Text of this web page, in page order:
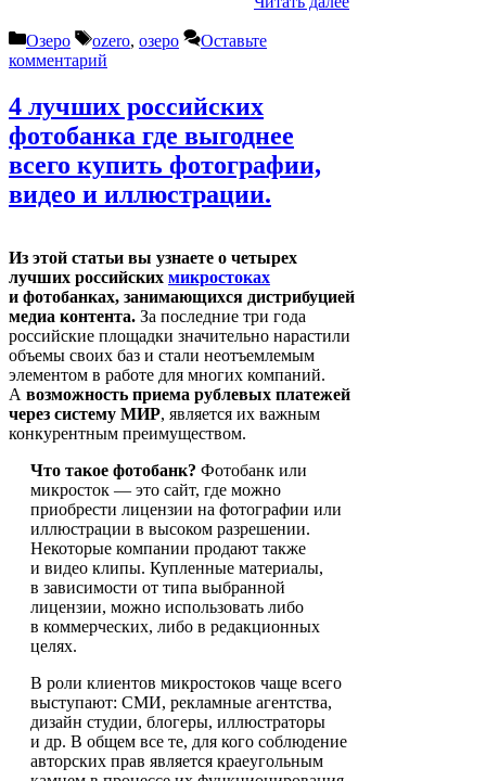
Рубрики
Озеро Метки
ozero, озеро
Оставьте
комментарий
4 лучших российских
фотобанка где выгоднее
всего купить фотографии,
видео и иллюстрации.
Из этой статьи вы узнаете о четырех
лучших российских микростоках
и фотобанках, занимающихся дистрибуцией
медиа контента. За последние три года
российские площадки значительно нарастили
объемы своих баз и стали неотъемлемым
элементом в работе для многих компаний.
А возможность приема рублевых платежей
через систему МИР, является их важным
конкурентным преимуществом.
Что такое фотобанк? Фотобанк или
микросток — это сайт, где можно
приобрести лицензии на фотографии или
иллюстрации в высоком разрешении.
Некоторые компании продают также
и видео клипы. Купленные материалы,
в зависимости от типа выбранной
лицензии, можно использовать либо
в коммерческих, либо в редакционных
целях.
В роли клиентов микростоков чаще всего
выступают: СМИ, рекламные агентства,
дизайн студии, блогеры, иллюстраторы
и др. В общем все те, для кого соблюдение
авторских прав является краеугольным